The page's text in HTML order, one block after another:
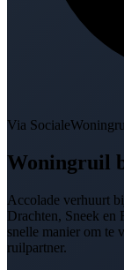
Via
Woningruil
Accolade verhuurt
Drachten, Sneek en
snelle manier om te
ruilpartner.